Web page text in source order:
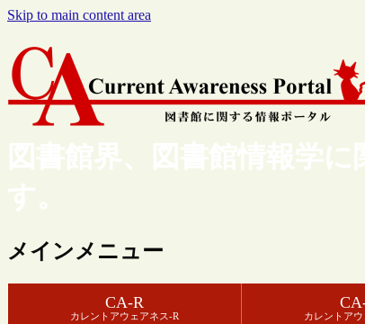
Skip to main content area
図書館界、図書館情報学
す。
メインメニュー
CA-R
カレントアウェアネス-R カレントア